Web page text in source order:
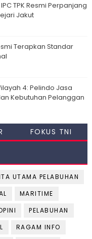
TPK Resmi Perpanjang
Jakut
Terapkan Standar
4: Pelindo Jasa
Kebutuhan Pelanggan
FOKUS TNI
UTAMA PELABUHAN
MARITIME
PELABUHAN
RAGAM INFO